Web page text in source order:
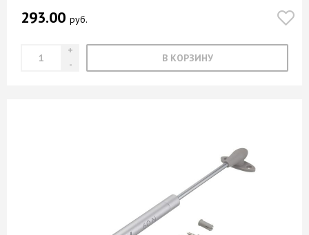
293.00 руб.
В КОРЗИНУ